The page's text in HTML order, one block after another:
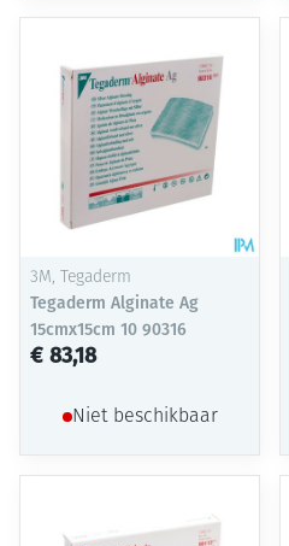
3M, Tegaderm
Tegaderm Alginate Ag
15cmx15cm 10 90316
€ 83,18
Niet beschikbaar